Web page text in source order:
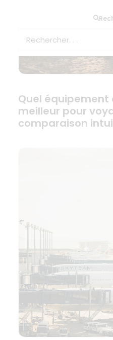
Quel équipement
meilleur pour
comparaison